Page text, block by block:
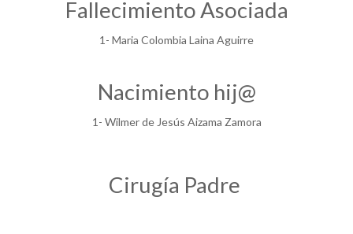
Fallecimiento Asociada
1- Maria Colombia Laina Aguirre
Nacimiento hij@
1- Wilmer de Jesús Aizama Zamora
Cirugía Padre